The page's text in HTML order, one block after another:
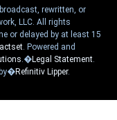
rewritten, or
LLC. All rights
or delayed by at least 15
. Powered and
.�Legal Statement.
Refinitiv Lipper.